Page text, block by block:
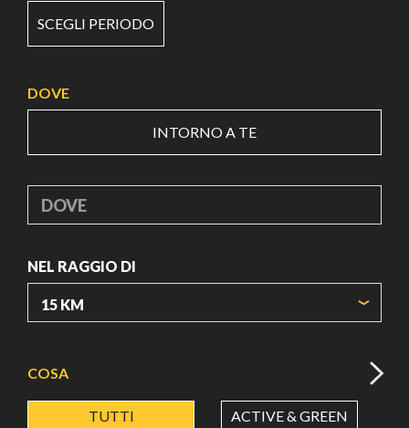
SCEGLI PERIODO
DOVE
INTORNO A TE
DOVE
NEL RAGGIO DI
LATITUDINE
COSA
TUTTI ACTIVE & GREEN